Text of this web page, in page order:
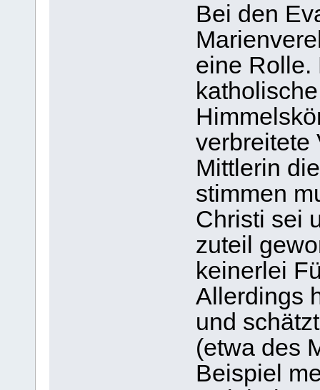
Bei den
eine Rolle.
verbreitete
Mittlerin
stimmen
Christi sei
zuteil
keinerlei
Allerdings
und
(etwa des
Beispiel